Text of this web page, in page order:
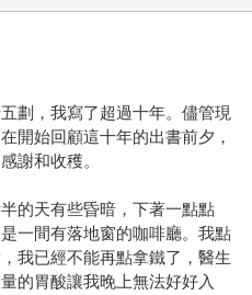
劃，我寫了超過十年。儘管現
開始回顧這十年的出書前夕，
謝和收穫。
的天有些昏暗，下著一點點
一間有落地窗的咖啡廳。我點
我已經不能再點拿鐵了，醫生
的胃酸讓我晚上無法好好入